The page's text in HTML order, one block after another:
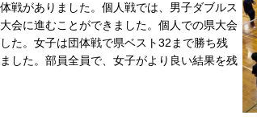
がありました。個人戦では、 男子ダブルス
会に進むことができました。個人での県大会
た。女子は団体戦で県ベスト32まで勝ち残
した。部員全員で、女子がより良い結果を残